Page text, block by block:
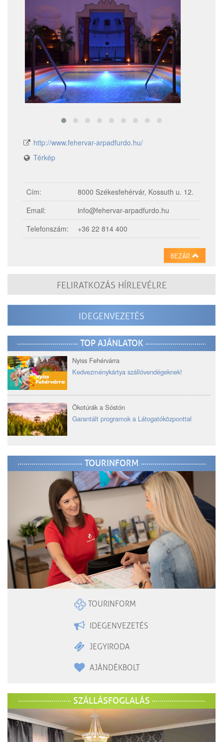
http://www.fehervar-arpadfurdo.hu/
Térkép
Cím:
8000 Székesfehérvár, Kossuth u. 12.
Email:
info@fehervar-arpadfurdo.hu
Telefonszám:
+36 22 814 400
BEZÁR
FELIRATKOZÁS HÍRLEVÉLRE
IDEGENVEZETÉS
TOP AJÁNLATOK
Nyiss Fehérvárra
Kedvezménykártya szállóvendégeknek!
Ökotúrák a Sóstón
Garantált programok a Látogatóközponttal
TOURINFORM
TOURINFORM
IDEGENVEZETÉS
JEGYIRODA
AJÁNDÉKBOLT
SZÁLLÁSFOGLALÁS